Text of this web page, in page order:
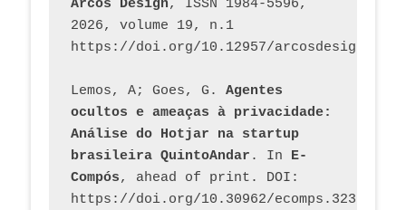
Arcos Design, ISSN 1984-5596,
2026, volume 19, n.1
https://doi.org/10.12957/
Lemos, A; Goes, G. Agentes
ocultos e ameaças à privacidade:
Análise do Hotjar na startup
brasileira QuintoAndar . In E-
Compós, ahead of print. DOI:
https://doi.org/10.30962/ecomps.3231